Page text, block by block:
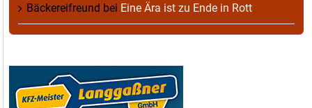
Bäckereifreund bei Eine Ära ist zu Ende in Rott